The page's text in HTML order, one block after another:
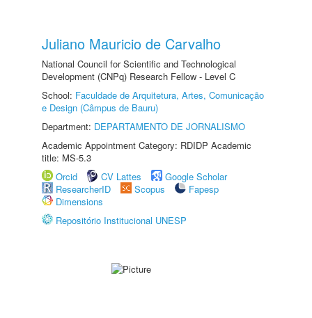
Juliano Mauricio de Carvalho
National Council for Scientific and Technological
Development (CNPq) Research Fellow - Level C
School: Faculdade de Arquitetura, Artes, Comunicação
e Design (Câmpus de Bauru)
Department: DEPARTAMENTO DE JORNALISMO
Academic Appointment Category: RDIDP Academic
title: MS-5.3
Orcid
CV Lattes
Google Scholar
ResearcherID
Scopus
Fapesp
Dimensions
Repositório Institucional UNESP